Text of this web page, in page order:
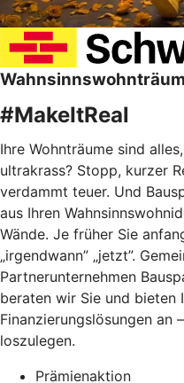
#MakeItReal
Ihre Wohnträume sind
ultrakrass? Stopp, kurzer
verdammt teuer. Und
aus Ihren
Wände. Je früher Sie
„irgendwann” „jetzt”.
Partnerunternehmen
beraten wir Sie und bieten
Finanzierungslösungen an
loszulegen.
Prämienaktion